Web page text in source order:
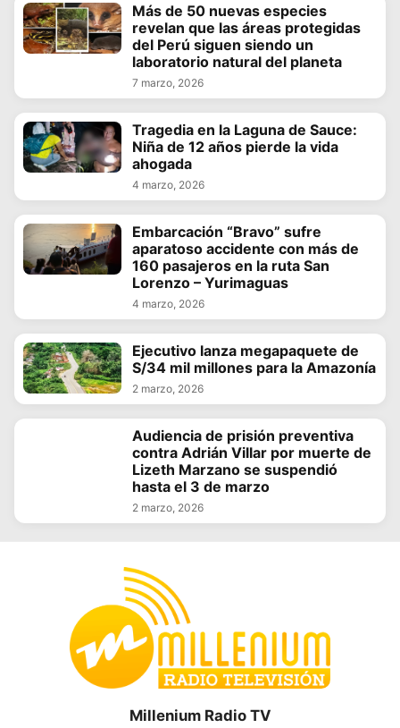
Más de 50 nuevas especies
revelan que las áreas protegidas
del Perú siguen siendo un
laboratorio natural del planeta
7 marzo, 2026
Tragedia en la Laguna de Sauce:
Niña de 12 años pierde la vida
ahogada
4 marzo, 2026
Embarcación “Bravo” sufre
aparatoso accidente con más de
160 pasajeros en la ruta San
Lorenzo – Yurimaguas
4 marzo, 2026
Ejecutivo lanza megapaquete de
S/34 mil millones para la Amazonía
2 marzo, 2026
Audiencia de prisión preventiva
contra Adrián Villar por muerte de
Lizeth Marzano se suspendió
hasta el 3 de marzo
2 marzo, 2026
Millenium Radio TV